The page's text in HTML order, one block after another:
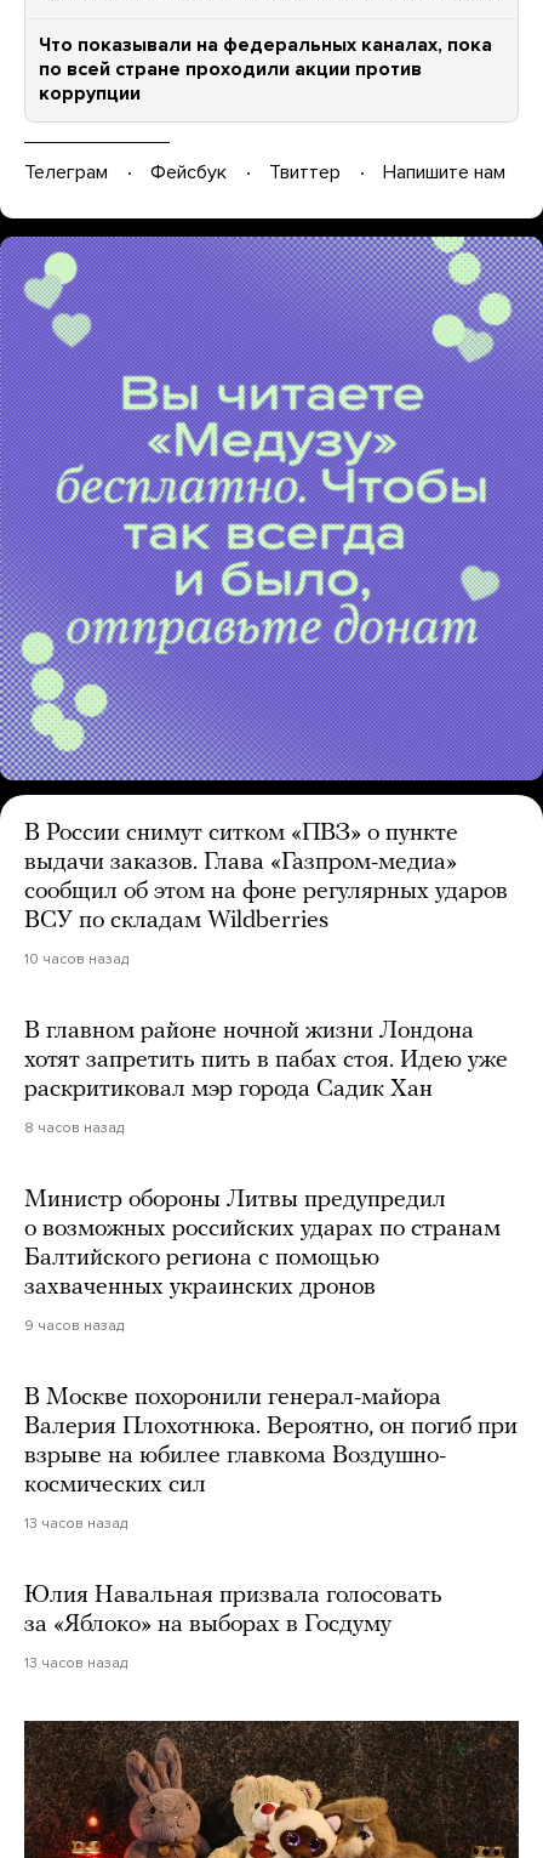
Что показывали на федеральных каналах, пока
по всей стране проходили акции против
коррупции
Телеграм Фейсбук Твиттер Напишите нам
В России снимут ситком «ПВЗ» о пункте
выдачи заказов. Глава «Газпром-медиа»
сообщил об этом на фоне регулярных ударов
ВСУ по складам Wildberries
10 часов назад
В главном районе ночной жизни Лондона
хотят запретить пить в пабах стоя. Идею уже
раскритиковал мэр города Садик Хан
8 часов назад
Министр обороны Литвы предупредил
о возможных российских ударах по странам
Балтийского региона с помощью
захваченных украинских дронов
9 часов назад
В Москве похоронили генерал-майора
Валерия Плохотнюка. Вероятно, он погиб при
взрыве на юбилее главкома Воздушно-
космических сил
13 часов назад
Юлия Навальная призвала голосовать
за «Яблоко» на выборах в Госдуму
13 часов назад